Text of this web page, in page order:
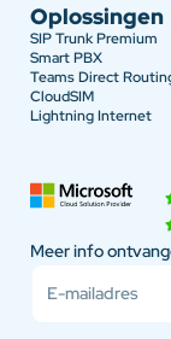
Oplossingen
SIP Trunk Premium
Smart PBX
Teams Direct
CloudSIM
Lightning Internet
Meer info